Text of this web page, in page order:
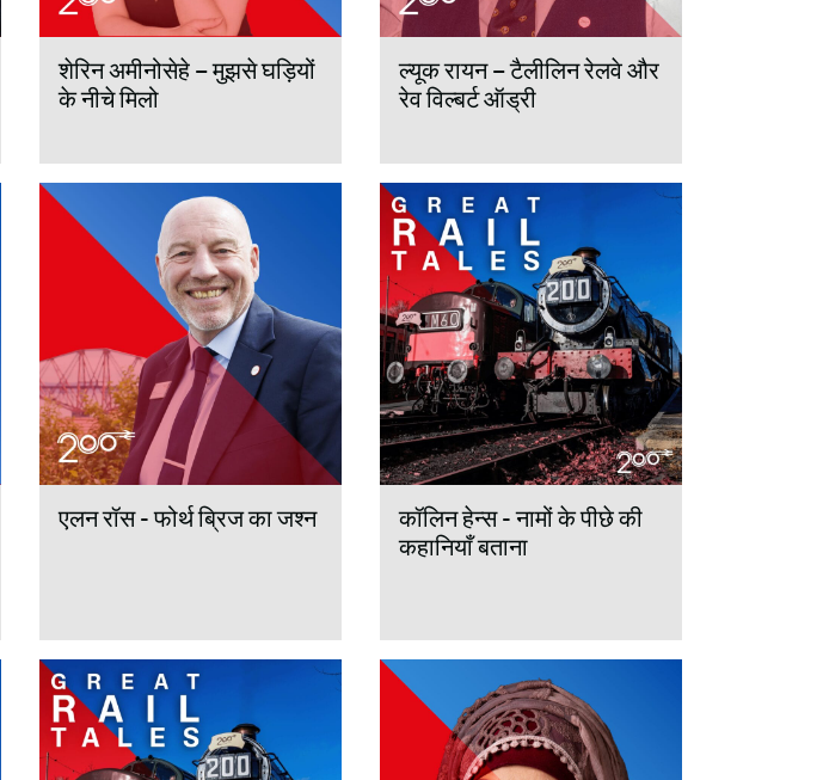
शेरिन अमीनोसेहे – मुझसे घड़ियों
के नीचे मिलो
ल्यूक रायन – टैलीलिन रेलवे और
रेव विल्बर्ट ऑड्री
एलन रॉस - फोर्थ ब्रिज का जश्न
कॉलिन हेन्स - नामों के पीछे की
कहानियाँ बताना